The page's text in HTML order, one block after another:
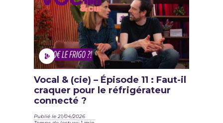
Vocal & (cie) – Épisode 11 : Faut-il
craquer pour le réfrigérateur
connecté ?
Publié le 21/04/2026